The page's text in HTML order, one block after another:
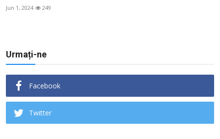
Jun 1, 2024 249
Urmați-ne
Facebook
Twitter